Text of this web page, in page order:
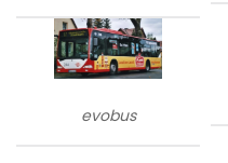
evobus